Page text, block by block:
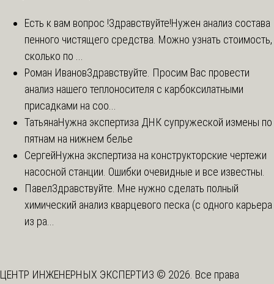
Есть к вам вопрос !Здравствуйте!Нужен анализ состава
пенного чистящего средства. Можно узнать стоимость,
сколько по ...
Роман ИвановЗдравствуйте. Просим Вас провести
анализ нашего теплоносителя с карбоксилатными
присадками на соо...
ТатьянаНужна экспертиза ДНК супружеской измены по
пятнам на нижнем белье
СергейНужна экспертиза на конструкторские чертежи
насосной станции. Ошибки очевидные и все известны.
ПавелЗдравствуйте. Мне нужно сделать полный
химический анализ кварцевого песка (с одного карьера
из ра...
ЦЕНТР ИНЖЕНЕРНЫХ ЭКСПЕРТИЗ © 2026. Все права